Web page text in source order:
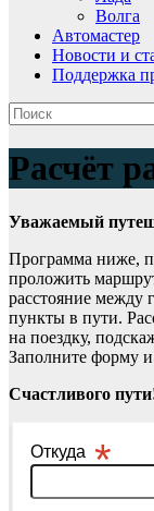
Волга
Автомастер
Новости и
Поддержка
Расчёт
Уважаемый
Программа ниже,
проложить
расстояние между
пункты в пути.
на поездку,
Заполните форму
Счастливого